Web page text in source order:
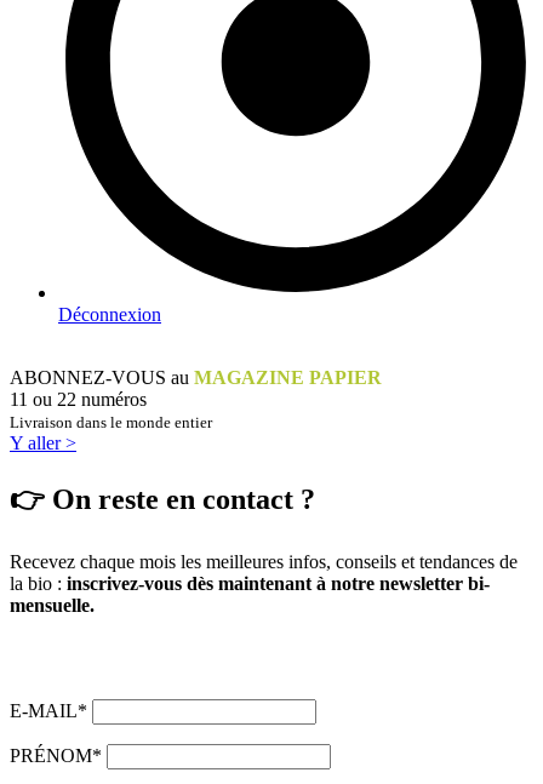
Déconnexion
ABONNEZ-VOUS au MAGAZINE PAPIER
11 ou 22 numéros
Livraison dans le monde entier
Y aller >
👉 On reste en contact ?
Recevez chaque mois les meilleures infos, conseils et tendances de
la bio : inscrivez-vous dès maintenant à notre newsletter bi-
mensuelle.
E-MAIL*
PRÉNOM*